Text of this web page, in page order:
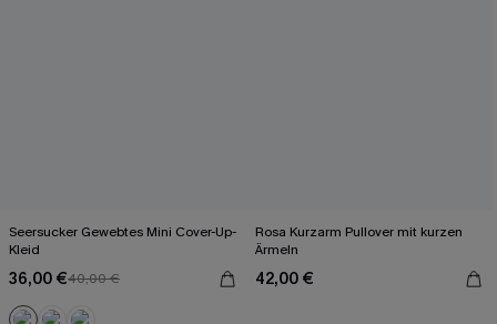
Seersucker Gewebtes Mini Cover-Up-
Kleid
36,00 €40,00 €
Rosa Kurzarm Pullover mit kurzen
Ärmeln
42,00 €